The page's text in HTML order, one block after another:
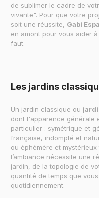
de sublimer le cadre de
vivante". Pour que votre
soit une réussite, Gabi
en amont pour vous aider
faut.
Les jardins
Un jardin classique ou
dont l'apparence générale
particulier : symétrique et
française, indompté et
ou éphémère et
l’ambiance nécessite une
jardin, de la topologie de
quantité de temps que
quotidiennement.